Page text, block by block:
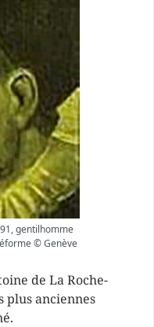
gentilhomme
© Genève
de La Roche-
plus anciennes